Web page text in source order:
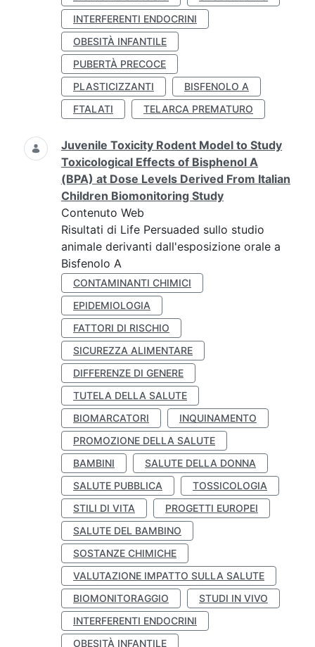
INTERFERENTI ENDOCRINI
OBESITÀ INFANTILE
PUBERTÀ PRECOCE
PLASTICIZZANTI
BISFENOLO A
FTALATI
TELARCA PREMATURO
Juvenile Toxicity Rodent Model to Study
Toxicological Effects of Bisphenol A
(BPA) at Dose Levels Derived From Italian
Children Biomonitoring Study
Contenuto Web
Risultati di Life Persuaded sullo studio
animale derivanti dall'esposizione orale a
Bisfenolo A
CONTAMINANTI CHIMICI
EPIDEMIOLOGIA
FATTORI DI RISCHIO
SICUREZZA ALIMENTARE
DIFFERENZE DI GENERE
TUTELA DELLA SALUTE
BIOMARCATORI
INQUINAMENTO
PROMOZIONE DELLA SALUTE
BAMBINI
SALUTE DELLA DONNA
SALUTE PUBBLICA
TOSSICOLOGIA
STILI DI VITA
PROGETTI EUROPEI
SALUTE DEL BAMBINO
SOSTANZE CHIMICHE
VALUTAZIONE IMPATTO SULLA SALUTE
BIOMONITORAGGIO
STUDI IN VIVO
INTERFERENTI ENDOCRINI
OBESITÀ INFANTILE